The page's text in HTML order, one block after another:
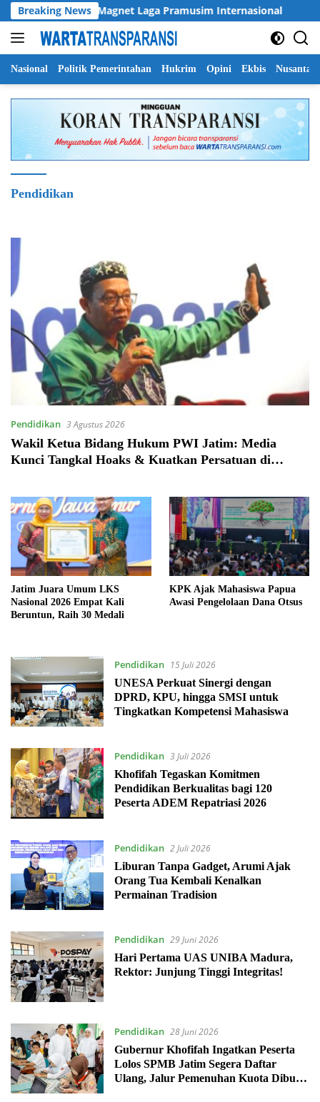
Langsung
ke
konten
Breaking News
Jadi Magnet Laga Pramusim Internasional
Nasional Politik Pemerintahan Hukrim Opini Ekbis Nusantara
Pendidikan
Pendidikan 3 Agustus 2026
Wakil Ketua Bidang Hukum PWI Jatim: Media
Kunci Tangkal Hoaks & Kuatkan Persatuan di
Jatim Juara Umum LKS
Nasional 2026 Empat Kali
Beruntun, Raih 30 Medali
KPK Ajak Mahasiswa Papua
Awasi Pengelolaan Dana Otsus
Pendidikan
15 Juli 2026
UNESA Perkuat Sinergi dengan
DPRD, KPU, hingga SMSI untuk
Tingkatkan Kompetensi Mahasiswa
Pendidikan 3 Juli 2026
Khofifah Tegaskan Komitmen
Pendidikan Berkualitas bagi 120
Peserta ADEM Repatriasi 2026
Pendidikan 2 Juli 2026
Liburan Tanpa Gadget, Arumi Ajak
Orang Tua Kembali Kenalkan
Permainan Tradision
Pendidikan 29 Juni 2026
Hari Pertama UAS UNIBA Madura,
Rektor: Junjung Tinggi Integritas!
Pendidikan 28 Juni 2026
Gubernur Khofifah Ingatkan Peserta
Lolos SPMB Jatim Segera Daftar
Ulang, Jalur Pemenuhan Kuota Dibuka